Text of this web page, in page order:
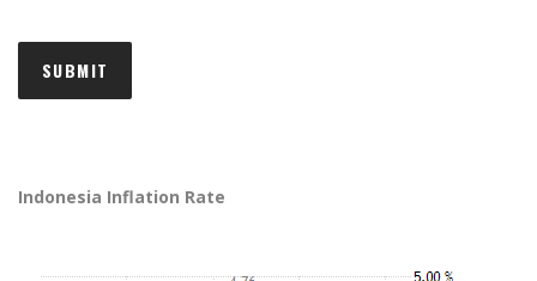
Indonesia Inflation Rate